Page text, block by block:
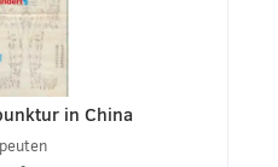
in China